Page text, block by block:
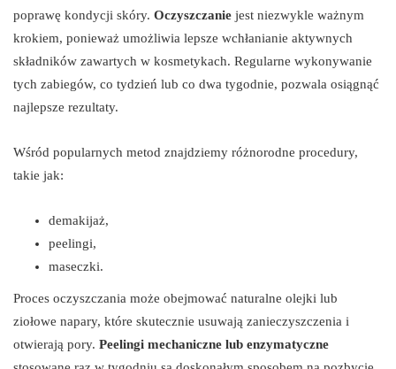
poprawę kondycji skóry. Oczyszczanie jest niezwykle ważnym
krokiem, ponieważ umożliwia lepsze wchłanianie aktywnych
składników zawartych w kosmetykach. Regularne wykonywanie
tych zabiegów, co tydzień lub co dwa tygodnie, pozwala osiągnąć
najlepsze rezultaty.
Wśród popularnych metod znajdziemy różnorodne procedury,
takie jak:
demakijaż,
peelingi,
maseczki.
Proces oczyszczania może obejmować naturalne olejki lub
ziołowe napary, które skutecznie usuwają zanieczyszczenia i
otwierają pory. Peelingi mechaniczne lub enzymatyczne